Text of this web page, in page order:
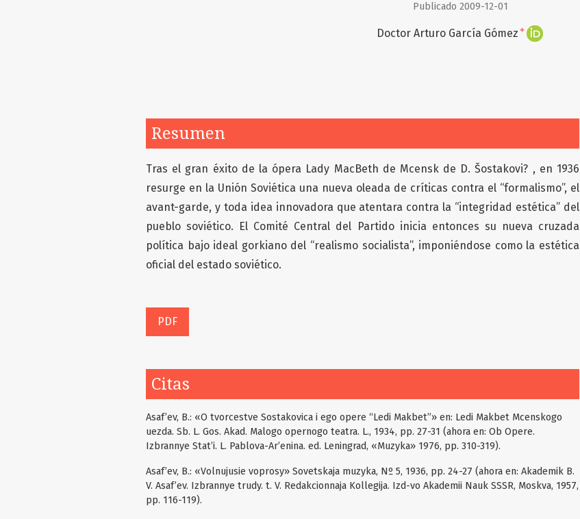
Publicado 2009-12-01
Doctor Arturo García Gómez +
Resumen
Tras el gran éxito de la ópera Lady MacBeth de Mcensk de D. Šostakovi? , en 1936
resurge en la Unión Soviética una nueva oleada de críticas contra el “formalismo”, el
avant-garde, y toda idea innovadora que atentara contra la “integridad estética” del
pueblo soviético. El Comité Central del Partido inicia entonces su nueva cruzada
política bajo ideal gorkiano del “realismo socialista”, imponiéndose como la estética
oficial del estado soviético.
PDF
Citas
Asaf’ev, B.: «O tvorcestve Sostakovica i ego opere “Ledi Makbet”» en: Ledi Makbet Mcenskogo
uezda. Sb. L. Gos. Akad. Malogo opernogo teatra. L., 1934, pp. 27-31 (ahora en: Ob Opere.
Izbrannye Stat’i. L. Pablova-Ar’enina. ed. Leningrad, «Muzyka» 1976, pp. 310-319).
Asaf’ev, B.: «Volnujusie voprosy» Sovetskaja muzyka, Nº 5, 1936, pp. 24-27 (ahora en: Akademik B.
V. Asaf’ev. Izbrannye trudy. t. V. Redakcionnaja Kollegija. Izd-vo Akademii Nauk SSSR, Moskva, 1957,
pp. 116-119).